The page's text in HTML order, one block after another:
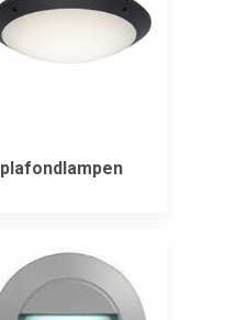
plafondlampen